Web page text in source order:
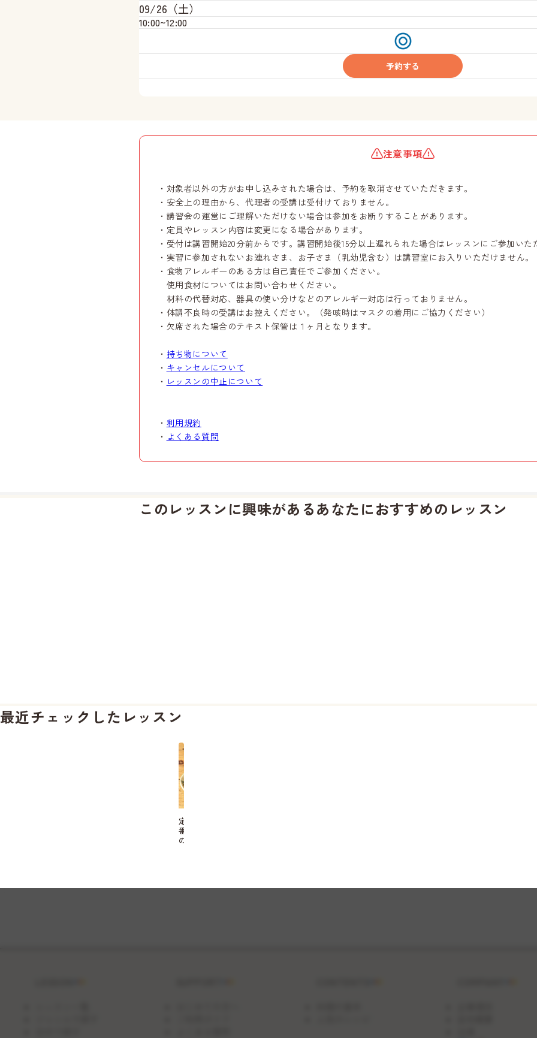
09/26（土）
10:00~12:00
受
付
中
予約する
注意事項
・対象者以外の方がお申し込みされた場合は、予約を取消させていただきます。
・安全上の理由から、代理者の受講は受付けておりません。
・講習会の運営にご理解いただけない場合は参加をお断りすることがあります。
・定員やレッスン内容は変更になる場合があります。
・受付は講習開始20分前からです。講習開始後15分以上遅れられた場合はレッスンにご参加いた
・実習に参加されないお連れさま、お子さま（乳幼児含む）は講習室にお入りいただけません。
・食物アレルギーのある方は自己責任でご参加ください。
使用食材についてはお問い合わせください。
材料の代替対応、器具の使い分けなどのアレルギー対応は行っておりません。
・体調不良時の受講はお控えください。（発咳時はマスクの着用にご協力ください）
・欠席された場合のテキスト保管は１ヶ月となります。
・ 持ち物について
・ キャンセルについて
・ レッスンの中止について
・ 利用規約
・ よくある質問
このレッスンに興味があるあなたにおすすめのレッスン
最近チェックしたレッスン
定
番
の
肉